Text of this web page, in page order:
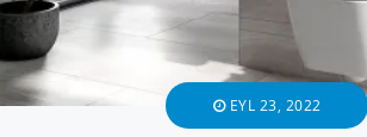
EYL 23, 2022